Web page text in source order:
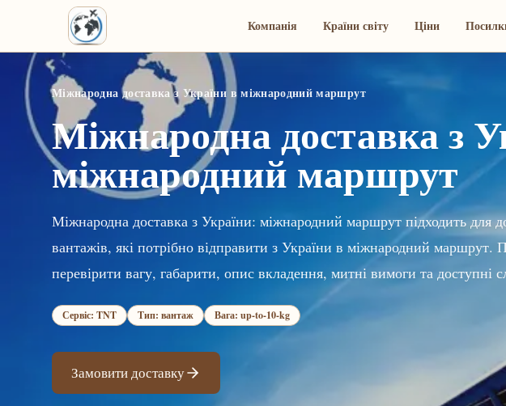
Компанія Країни світу Ціни
Міжнародна доставка з України в міжнародний маршрут
Міжнародна доставка з
міжнародний маршрут
Міжнародна доставка з України: міжнародний маршрут підходить для
вантажів, які потрібно відправити з України в міжнародний
перевірити вагу, габарити, опис вкладення, митні вимоги та доступні
Сервіс: TNT Тип: вантаж Вага: up-to-10-kg
Замовити доставку